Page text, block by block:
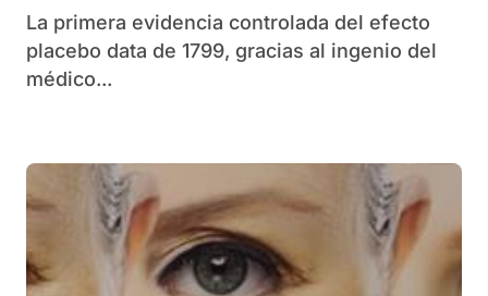
La primera evidencia controlada del efecto
placebo data de 1799, gracias al ingenio del
médico...